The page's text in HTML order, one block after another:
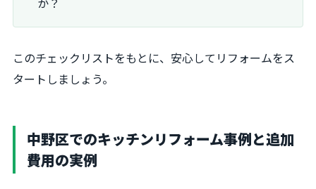
このチェックリストをもとに、安心してリフォームをス
タートしましょう。
中野区でのキッチンリフォーム事例と追加
費用の実例